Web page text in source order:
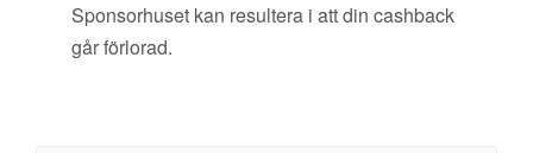
Sponsorhuset kan resultera i att din cashback
går förlorad.